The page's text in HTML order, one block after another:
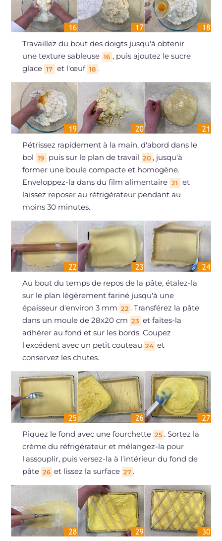
Travaillez du bout des doigts jusqu'à obtenir
une texture sableuse 16 , puis ajoutez le sucre
glace 17 et l'œuf 18 .
Pétrissez rapidement à la main, d'abord dans le
bol 19 puis sur le plan de travail 20 , jusqu'à
former une boule compacte et homogène.
Enveloppez-la dans du film alimentaire 21
et
laissez reposer au réfrigérateur pendant au
moins 30 minutes.
Au bout du temps de repos de la pâte, étalez-la
sur le plan légèrement fariné jusqu'à une
épaisseur d'environ 3 mm 22 . Transférez la pâte
dans un moule de 28x20 cm 23 et faites-la
adhérer au fond et sur les bords. Coupez
l'excédent avec un petit couteau 24 et
conservez les chutes.
Piquez le fond avec une fourchette 25 . Sortez la
crème du réfrigérateur et mélangez-la pour
l'assouplir, puis versez-la à l'intérieur du fond de
pâte 26 et lissez la surface 27 .